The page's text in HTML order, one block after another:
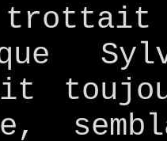
trottait